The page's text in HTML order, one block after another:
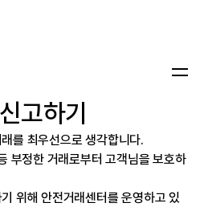
고하기
를 최우선으로 생각합니다.
부정한 거래로부터 고객님을 보호하
위해 안전거래센터를 운영하고 있